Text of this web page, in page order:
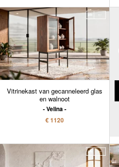
Vitrinekast van gecanneleerd glas
en walnoot
Velina
€ 1120